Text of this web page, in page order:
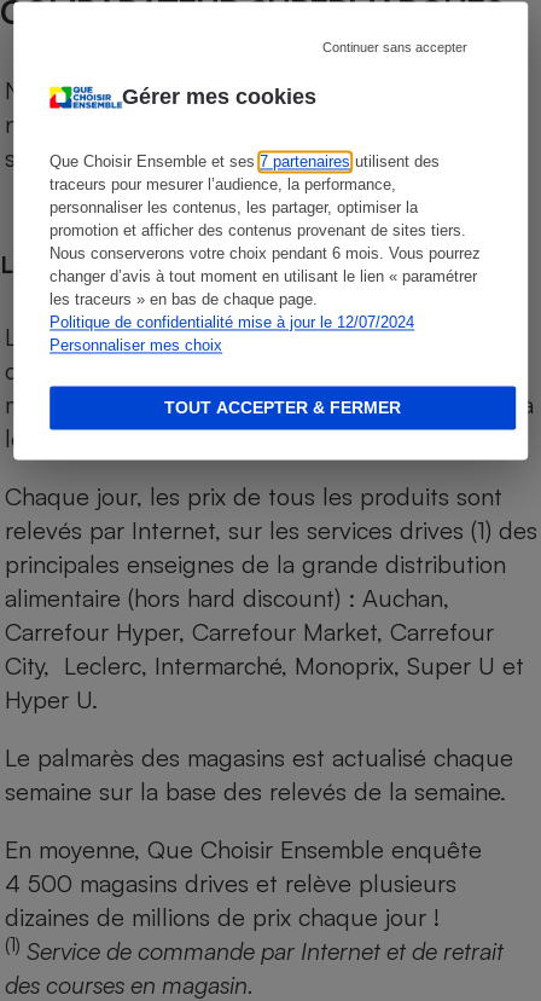
Gérer mes cookies
Que Choisir Ensemble et ses7 partenaires utilisent des
traceurs pour mesurer l’audience, la performance,
personnaliser les contenus, les partager, optimiser la
promotion et afficher des contenus provenant de sites tiers.
Nous conserverons votre choix pendant 6 mois. Vous pourrez
changer d’avis à tout moment en utilisant le lien « paramétrer
les traceurs » en bas de chaque page.
Politique de confidentialité mise à jour le 12/07/2024
Personnaliser mes choix
Continuer sans accepter
TOUT ACCEPTER & FERMER
COMPARATEUR SUPERMARCHÉS
Notre comparateur de supermarchés propose le
niveau de prix des supermarchés, géolocalisés
sur le territoire français.
Les comparaisons de prix
Les comparaisons sont réalisées sur l’ensemble
des produits des magasins. Les produits de
marques de distributeurs (MDD) sont comparés à
leurs équivalents chez leurs concurrents.
Chaque jour, les prix de tous les produits sont
relevés par Internet, sur les services drives (1) des
principales enseignes de la grande distribution
alimentaire (hors hard discount) : Auchan,
Carrefour Hyper, Carrefour Market, Carrefour
City, Leclerc, Intermarché, Monoprix, Super U et
Hyper U.
Le palmarès des magasins est actualisé chaque
semaine sur la base des relevés de la semaine.
En moyenne, Que Choisir Ensemble enquête
4 500 magasins drives et relève plusieurs
dizaines de millions de prix chaque jour !
(1) Service de commande par Internet et de retrait
des courses en magasin.